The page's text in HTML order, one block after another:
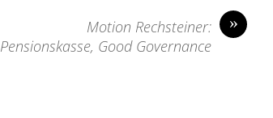
»
Motion Rechsteiner:
Pensionskasse, Good Governance